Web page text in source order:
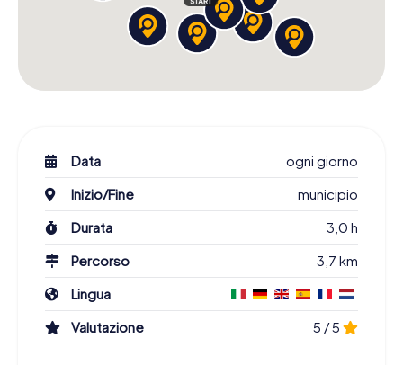
Data
ogni giorno
Inizio/Fine
municipio
Durata
3,0 h
Percorso
3,7 km
Lingua
Valutazione
5 / 5